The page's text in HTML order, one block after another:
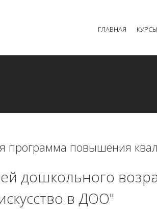
mail@institutsmolnyj.ru
ГЛАВНАЯ КУРСЫ
программа повышения
дошкольного
в ДОО"